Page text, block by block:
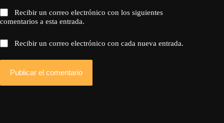
Recibir un correo electrónico con los siguientes
comentarios a esta entrada.
Recibir un correo electrónico con cada nueva entrada.
Publicar el comentario